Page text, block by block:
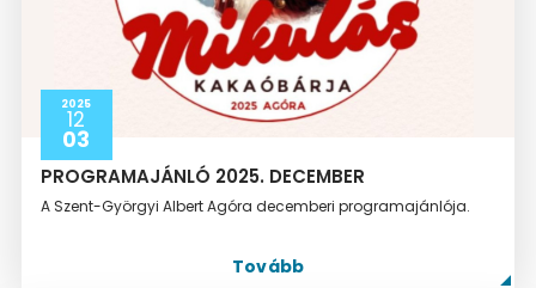
2025
12
03
PROGRAMAJÁNLÓ 2025. DECEMBER
A Szent-Györgyi Albert Agóra decemberi programajánlója.
Tovább